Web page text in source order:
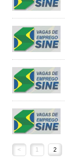
< 1 2